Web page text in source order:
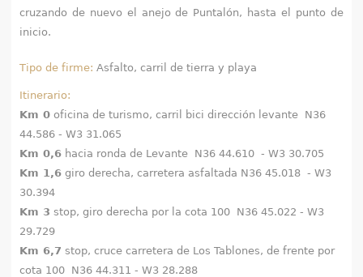
cruzando de nuevo el anejo de Puntalón, hasta el punto de
inicio.
Tipo de firme:Asfalto, carril de tierra y playa
Itinerario:
Km 0 oficina de turismo, carril bici dirección levante N36
44.586 - W3 31.065
Km 0,6 hacia ronda de Levante N36 44.610 - W3 30.705
Km 1,6 giro derecha, carretera asfaltada N36 45.018 - W3
30.394
Km 3 stop, giro derecha por la cota 100 N36 45.022 - W3
29.729
Km 6,7 stop, cruce carretera de Los Tablones, de frente por
cota 100 N36 44.311 - W3 28.288